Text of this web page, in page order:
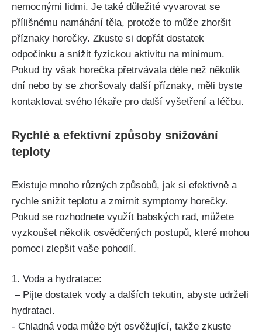
nemocnými lidmi.​ Je také důležité ⁤vyvarovat se
přílišnému namáhání těla, protože to může zhoršit
příznaky horečky. Zkuste ⁣si dopřát dostatek
odpočinku a⁢ snížit fyzickou aktivitu na⁣ minimum.
Pokud​ by však horečka přetrvávala déle než ​několik
dní nebo by se zhoršovaly další příznaky, ⁣měli byste
kontaktovat svého lékaře ⁢pro další vyšetření a léčbu.
Rychlé a efektivní způsoby snižování
teploty
Existuje mnoho ⁢různých ⁣způsobů, jak si ⁢efektivně a
rychle snížit teplotu a zmírnit symptomy horečky.
Pokud‍ se rozhodnete využít babských rad, můžete
vyzkoušet několik osvědčených postupů, které mohou‍
pomoci zlepšit vaše pohodlí.
1.⁣ Voda a hydratace:
‍ – Pijte dostatek vody​ a dalších tekutin, abyste udrželi
hydrataci.
-⁤ Chladná voda může být⁤ osvěžující, ‌takže zkuste